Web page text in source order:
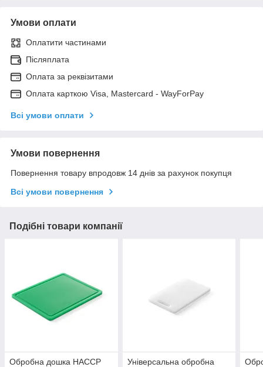
Умови оплати
Оплатити частинами
Післяплата
Оплата за реквізитами
Оплата карткою Visa, Mastercard - WayForPay
Всі умови оплати
Умови повернення
Повернення товару впродовж 14 днів за рахунок покупця
Всі умови повернення
Подібні товари компанії
Обробна дошка HACCP
Універсальна обробна